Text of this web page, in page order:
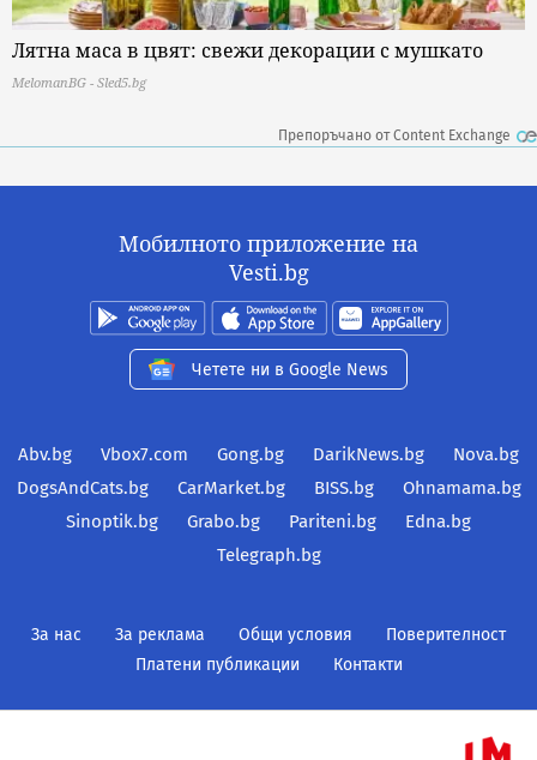
Лятна маса в цвят: свежи декорации с мушкато
MelomanBG - Sled5.bg
Препоръчано от Content Exchange
Мобилното приложение на
Vesti.bg
Четете ни в Google News
Abv.bg Vbox7.com Gong.bg DarikNews.bg
Nova.bg
DogsAndCats.bg
CarMarket.bg BISS.bg
Ohnamama.bg
Sinoptik.bg
Grabo.bg Pariteni.bg
Edna.bg
Telegraph.bg
За нас За реклама Общи условия
Поверителност
Платени публикации
Контакти